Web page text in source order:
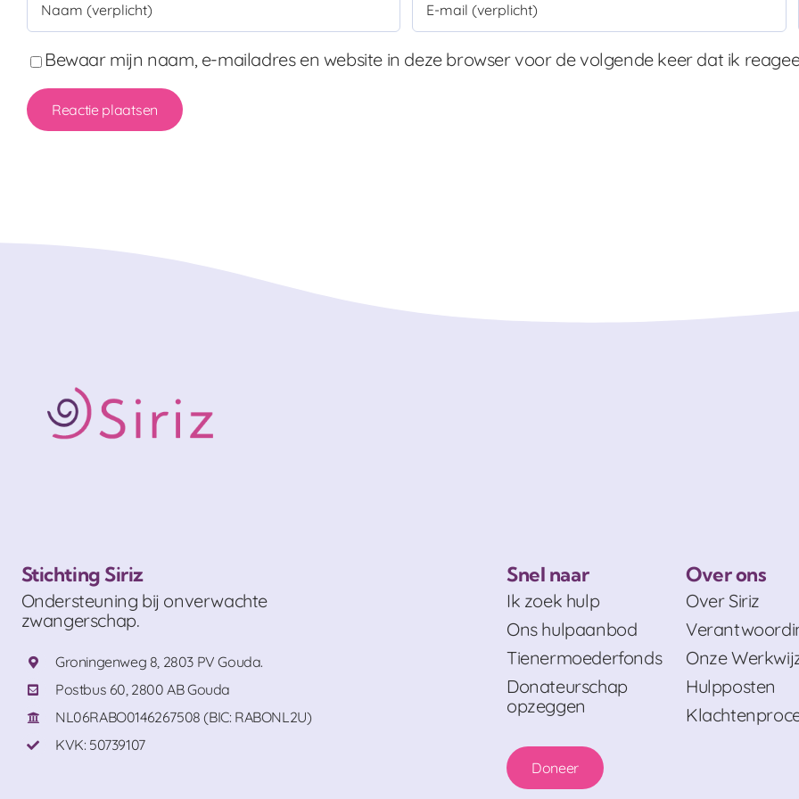
Bewaar mijn naam, e-mailadres en website in deze browser voor de volgende keer dat ik
Stichting Siriz
Ondersteuning bij onverwachte
zwangerschap.
Groningenweg 8, 2803 PV Gouda.
Postbus 60, 2800 AB Gouda
NL06RABO0146267508 (BIC: RABONL2U)
KVK: 50739107
Snel naar
Ik zoek hulp
Ons hulpaanbod
Tienermoederfonds
Donateurschap
opzeggen
Doneer
Over ons
Over Siriz
Onze
Hulpposten